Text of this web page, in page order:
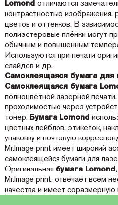
Lomond отличаются
контрастностью изображения,
цветов и оттенков. В
полиэстеровые плёнки могут
обычным и повышенным
Используются при печати
слайдов и др.
Самоклеящаяся бумага для
Самоклеящаяся бумага
полноцветной лазерной
проходимостью через
тонер. Бумага Lomond
цветных лейблов, этикеток,
упаковку и почтовую
Mr.Image print имеет широкий
самоклеящейся бумаги для
Оригинальная бумага
Mr.Image print, отвечает всем
качества и имеет соразмерную